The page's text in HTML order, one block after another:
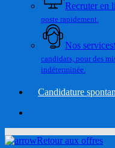
Recruter en
poste rapidement.
Nos services
candidats, pour des
indéterminée.
Candidature
Retour aux offres